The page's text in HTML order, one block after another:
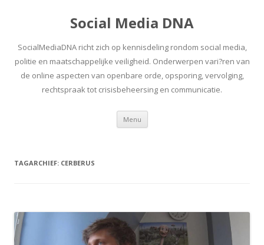
Social Media DNA
SocialMediaDNA richt zich op kennisdeling rondom social media,
politie en maatschappelijke veiligheid. Onderwerpen vari?ren van
de online aspecten van openbare orde, opsporing, vervolging,
rechtspraak tot crisisbeheersing en communicatie.
Menu Spring
inhoud
TAGARCHIEF: CERBERUS